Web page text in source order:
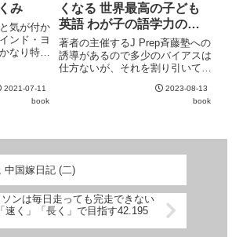
み
気が付か
ンド・ヨ
なり特異
分かれし
語と比べ
2021-07-11
book
くなる 世界最高の子ども
英語 わが子の語学力のた
めに親ができること全て!
著者の主催するJ Prep斉藤塾への
誘導があるので多少のバイアスは
仕方ないが、それを割り引いて読
教材へのポインタが示されるの
で、それを目当てに読むのも良
2023-08-13
book
中国嫁日記 (二)
ンは毎日走っても完走できない
速く」「長く」で目指す42.195